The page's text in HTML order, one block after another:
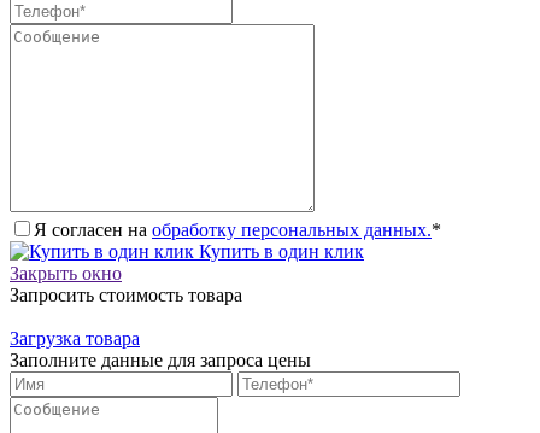
Я согласен на обработку персональных данных.*
Купить в один клик
Закрыть окно
Запросить стоимость товара
Загрузка товара
Заполните данные для запроса цены